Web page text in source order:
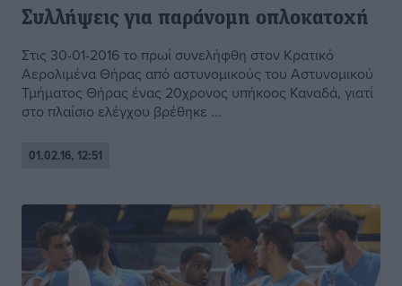
Συλλήψεις για παράνομη οπλοκατοχή
Στις 30-01-2016 το πρωί συνελήφθη στον Κρατικό
Αερολιμένα Θήρας από αστυνομικούς του Αστυνομικού
Τμήματος Θήρας ένας 20χρονος υπήκοος Καναδά, γιατί
στο πλαίσιο ελέγχου βρέθηκε ...
01.02.16, 12:51